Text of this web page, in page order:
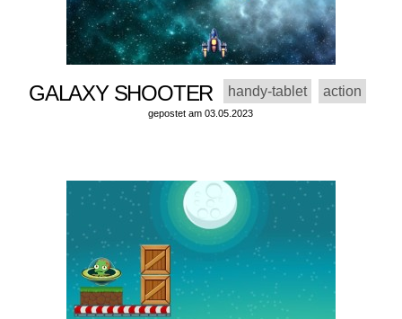
GALAXY SHOOTER handy-tablet action
gepostet am 03.05.2023